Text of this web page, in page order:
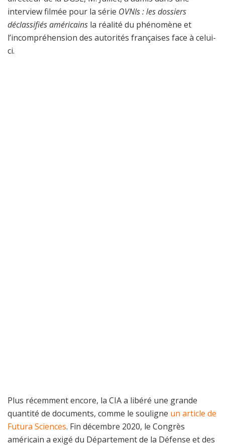
interview filmée pour la série OVNIs : les dossiers
déclassifiés américains la réalité du phénomène et
l’incompréhension des autorités françaises face à celui-
ci.
Plus récemment encore, la CIA a libéré une grande
quantité de documents, comme le souligne un article de
Futura Sciences. Fin décembre 2020, le Congrès
américain a exigé du Département de la Défense et des